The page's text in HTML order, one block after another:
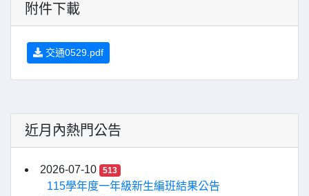
附件下載
交通0529.pdf
近月內熱門公告
2026-07-10 513
115學年度一年級新生編班結果公告